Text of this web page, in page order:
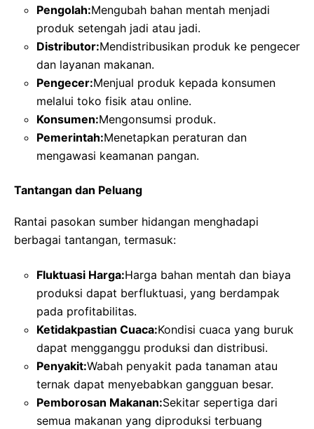
Pengolah:Mengubah bahan mentah menjadi
produk setengah jadi atau jadi.
Distributor:Mendistribusikan produk ke pengecer
dan layanan makanan.
Pengecer:Menjual produk kepada konsumen
melalui toko fisik atau online.
Konsumen:Mengonsumsi produk.
Pemerintah:Menetapkan peraturan dan
mengawasi keamanan pangan.
Tantangan dan Peluang
Rantai pasokan sumber hidangan menghadapi
berbagai tantangan, termasuk:
Fluktuasi Harga:Harga bahan mentah dan biaya
produksi dapat berfluktuasi, yang berdampak
pada profitabilitas.
Ketidakpastian Cuaca:Kondisi cuaca yang buruk
dapat mengganggu produksi dan distribusi.
Penyakit:Wabah penyakit pada tanaman atau
ternak dapat menyebabkan gangguan besar.
Pemborosan Makanan:Sekitar sepertiga dari
semua makanan yang diproduksi terbuang